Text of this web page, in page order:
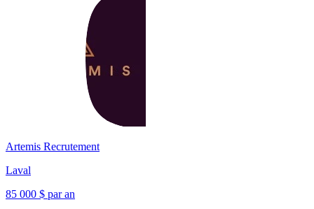
Artemis Recrutement
Laval
85 000 $ par an